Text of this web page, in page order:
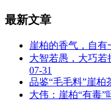
最新文章
崖柏的香气，自有
大智若愚，大巧若
07-31
品鉴“毛毛料”崖柏
大伟：崖柏“有毒”